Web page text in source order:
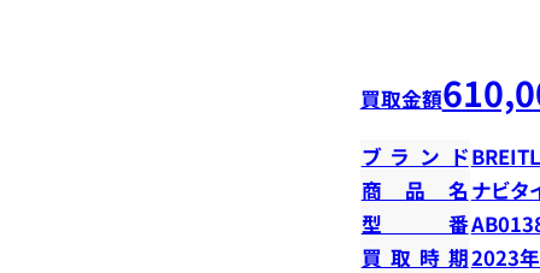
買取金額
ブランド
商品名 ナビタ
型番
買取時期2023